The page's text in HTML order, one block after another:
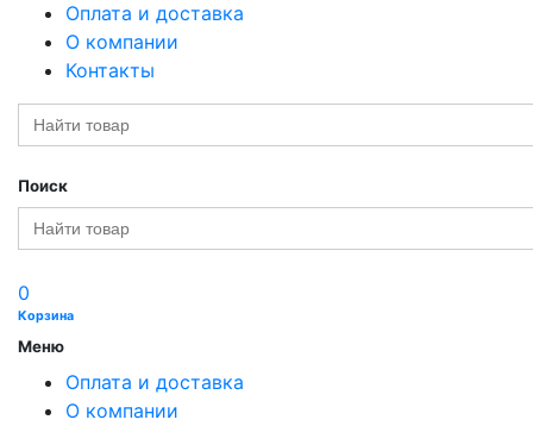
Оплата и доставка
О компании
Контакты
Search
for:
Поиск
Search
for:
0
Корзина
Меню
Оплата и доставка
О компании